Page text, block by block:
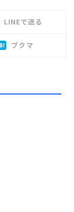
LINEで送る
ブクマ